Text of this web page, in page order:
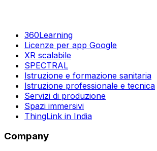
360Learning
Licenze per app Google
XR scalabile
SPECTRAL
Istruzione e formazione sanitaria
Istruzione professionale e tecnica
Servizi di produzione
Spazi immersivi
ThingLink in India
Company